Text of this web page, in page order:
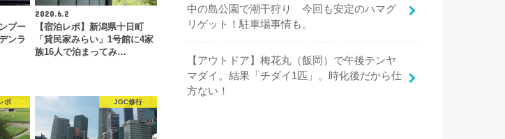
プー
ンラ
2020.6.2
【宿泊レポ】新潟県十日町
「貸民家みらい」1号館に4家
族16人で泊まってみ…
ポ JGC修行
中の島公園で潮干狩り 今回も安定のハマグ
リゲット！駐車場事情も。
【アウトドア】梅花丸（飯岡）で午後テンヤ
マダイ。結果「チダイ1匹」。時化後だから仕
方ない！